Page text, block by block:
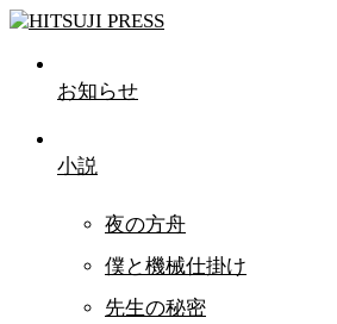
お知らせ
小説
夜の方舟
僕と機械仕掛け
先生の秘密